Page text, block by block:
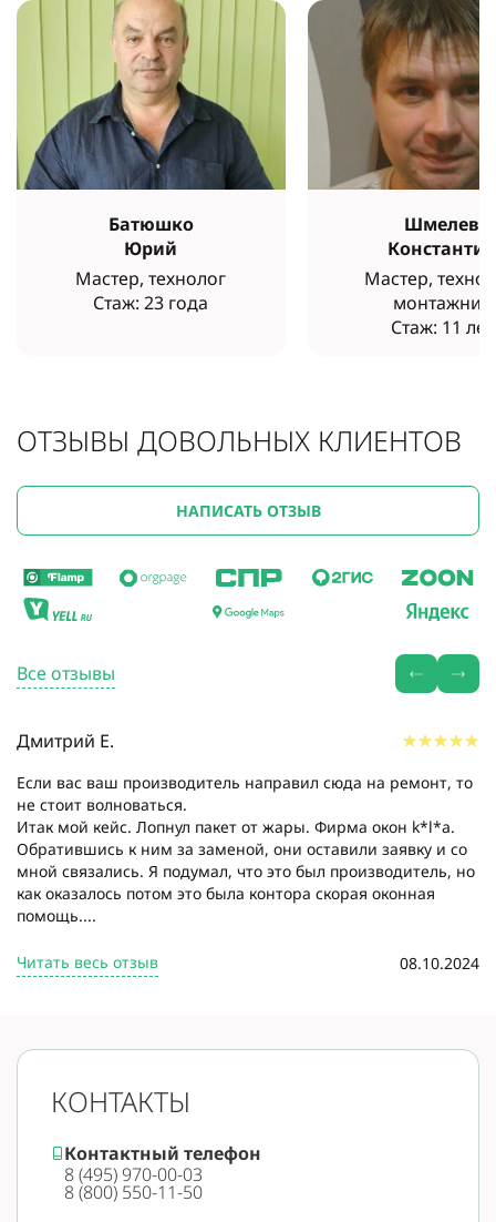
Батюшко
Юрий
Мастер, технолог
Стаж: 23 года
Шмелев
Константин
Мастер,
монтажник
Стаж: 11 лет
ОТЗЫВЫ ДОВОЛЬНЫХ КЛИЕНТОВ
НАПИСАТЬ ОТЗЫВ
Все отзывы
Дмитрий Е.
Если вас ваш производитель направил сюда на ремонт, то
не стоит волноваться.
Итак мой кейс. Лопнул пакет от жары. Фирма окон k*l*a.
Обратившись к ним за заменой, они оставили заявку и со
мной связались. Я подумал, что это был производитель, но
как оказалось потом это была контора скорая оконная
помощь....
Читать весь отзыв 08.10.2024
КОНТАКТЫ
Контактный телефон
8 (495) 970-00-03
8 (800) 550-11-50